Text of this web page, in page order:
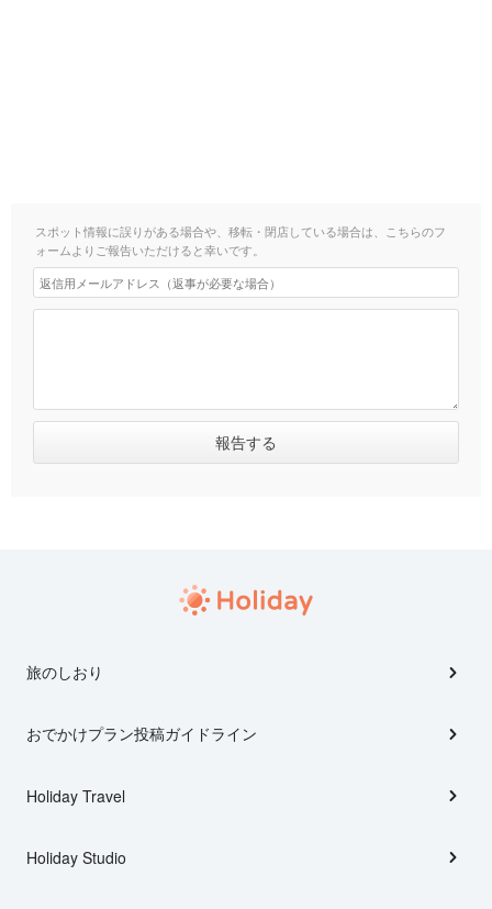
スポット情報に誤りがある場合や、移転・閉店している場合は、こちらのフ
ォームよりご報告いただけると幸いです。
旅のしおり
おでかけプラン投稿ガイドライン
Holiday Travel
Holiday Studio